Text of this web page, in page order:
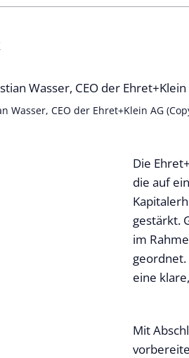
Wasser, CEO der Ehret+Klein AG
Die
die auf
gestärkt.
im
geordnet.
eine
Mit